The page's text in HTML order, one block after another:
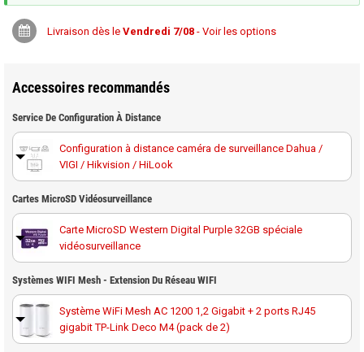
Livraison dès le Vendredi 7/08 - Voir les options
Accessoires recommandés
Service De Configuration À Distance
Configuration à distance caméra de surveillance Dahua /
VIGI / Hikvision / HiLook
Cartes MicroSD Vidéosurveillance
Carte MicroSD Western Digital Purple 32GB spéciale
vidéosurveillance
Carte MicroSD Western Digital Purple 64GB spéciale
vidéosurveillance
Carte MicroSD Western Digital Purple 128GB spéciale
vidéosurveillance
Systèmes WIFI Mesh - Extension Du Réseau WIFI
Système WiFi Mesh AC 1200 1,2 Gigabit + 2 ports RJ45
gigabit TP-Link Deco M4 (pack de 2)